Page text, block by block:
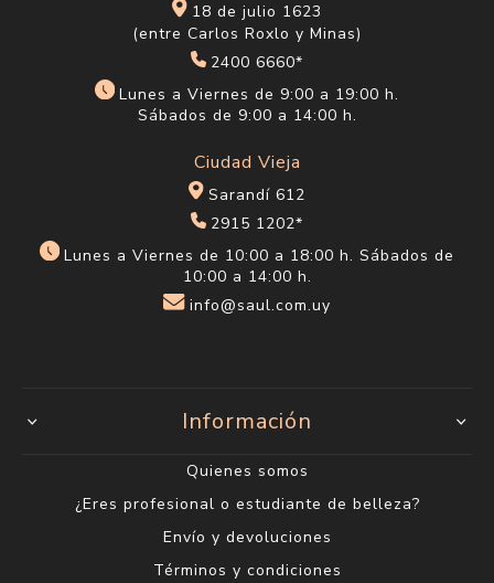
18 de julio 1623
(entre Carlos Roxlo y Minas)
2400 6660*
Lunes a Viernes de 9:00 a 19:00 h.
Sábados de 9:00 a 14:00 h.
Ciudad Vieja
Sarandí 612
2915 1202*
Lunes a Viernes de 10:00 a 18:00 h. Sábados de
10:00 a 14:00 h.
info@saul.com.uy
Información
Quienes somos
¿Eres profesional o estudiante de belleza?
Envío y devoluciones
Términos y condiciones